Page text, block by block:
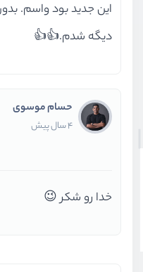
این جدید بود واسم.
دیگه شدم.👍👍
حسام موسوی
4 سال پیش
خدا رو شکر 😉